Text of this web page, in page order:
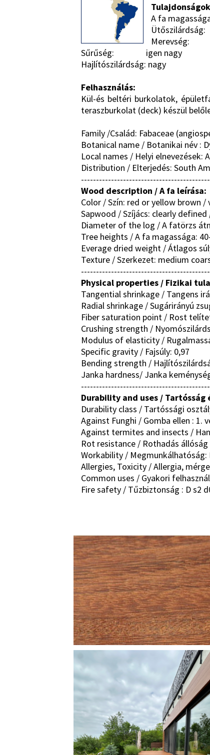
A fa
Merevség:
Sűrűség: igen nagy
Hajlítószilárdság: nagy
Felhasználás:
Kül-és beltéri burkolatok,
teraszburkolat (deck) készül
Family /Család: Fabaceae
Botanical name / Botanikai név :
Local names / Helyi elnevezések:
Distribution / Elterjedés: South
Wood description / A fa leírása:
Color / Szín: red or yellow brown /
Sapwood / Szíjács: clearly
Diameter of the log / A fatörzs
Tree heights / A fa magassága:
Everage dried weight / Átlagos
Texture / Szerkezet: medium
Physical properties / Fizikai
Tangential shrinkage / Tangens
Radial shrinkage / Sugárirányú
Fiber saturation point / Rost
Crushing strength /
Modulus of elasticity /
Specific gravity / Fajsúly: 0,97
Bending strength /
Janka hardness/ Janka
Durability and uses / Tartósság
Durability class / Tartóssági
Against Funghi / Gomba ellen : 1.
Against termites and insects /
Rot resistance / Rothadás
Workability / Megmunkálhatóság:
Allergies, Toxicity / Allergia,
Common uses / Gyakori
Fire safety / Tűzbiztonság : D s2